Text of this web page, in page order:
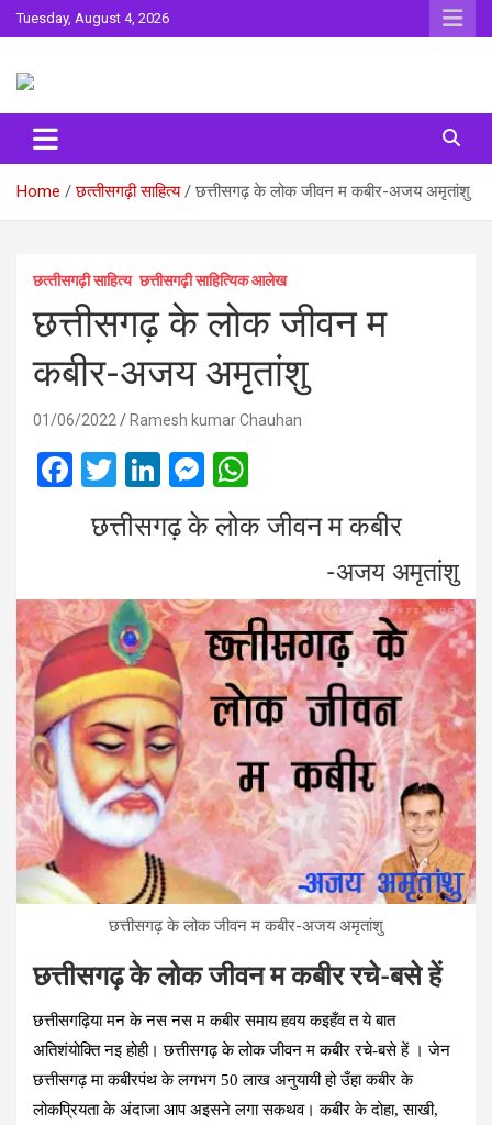
Skip
to
Tuesday, August 4, 2026
Surta
Home छत्‍तीसगढ़ी साहित्‍य छत्तीसगढ़ के लोक जीवन म कबीर-अजय अमृतांशु
छत्‍तीसगढ़ी साहित्‍य छत्तीसगढ़ी साहित्यिक आलेख
छत्तीसगढ़ के लोक जीवन म
कबीर-अजय अमृतांशु
01/06/2022 Ramesh kumar Chauhan
F
ce
o
o
k
T
wi
tt
Li
ke
n
M
es
se
g
er
at
A
p
p
छत्तीसगढ़ के लोक जीवन म कबीर
-अजय अमृतांशु
छत्तीसगढ़ के लोक जीवन म कबीर-अजय अमृतांशु
छत्तीसगढ़ के लोक जीवन म कबीर रचे-बसे हें
छत्तीसगढ़िया मन के नस नस म कबीर समाय हवय कइहँव त ये बात
अतिशंयोक्ति नइ होही।छत्तीसगढ़ के लोक जीवन म कबीर रचे-बसे हें ।जेन
छत्तीसगढ़ मा कबीरपंथ के लगभग 50 लाख अनुयायी हो उँहा कबीर के
लोकप्रियता के अंदाजा आप अइसने लगा सकथव। कबीर के दोहा, साखी,